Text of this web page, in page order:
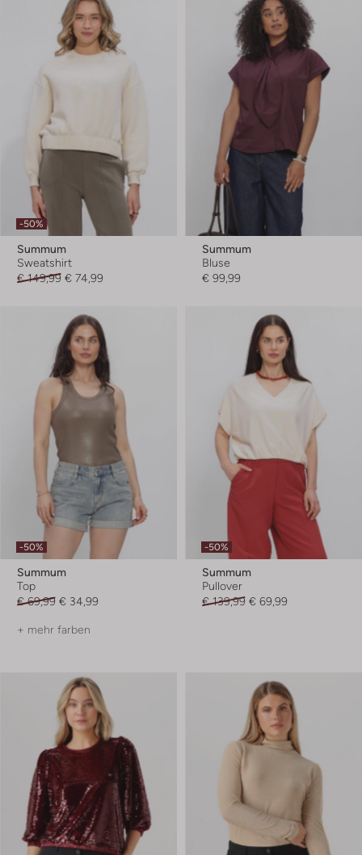
-50%
Summum
Sweatshirt
€ 149,99 € 74,99
Summum
Bluse
€ 99,99
-50%
Summum
Top
€ 69,99 € 34,99
+ mehr farben
-50%
Summum
Pullover
€ 139,99 € 69,99